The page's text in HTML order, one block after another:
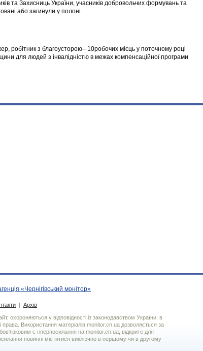
та Захисниць України, учасників добровольчих формувань та
або загинули у полоні.
робітник з благоусторою– 10робочих місць у поточному році
для людей з інвалідністю в межах компенсаційної програми
«Чернігівський монітор»
| Архів
охороняються у відповідності із законодавством України, в
права. Використання матерiалiв monitor.cn.ua дозволяється за
є гiперпосилання на monitor.cn.ua, відкрите для
повинні міститися виключно в першому чи в другому